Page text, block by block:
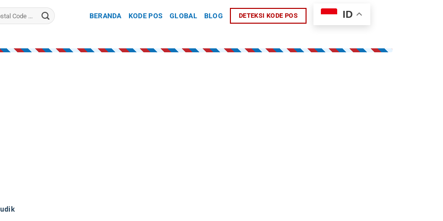
BERANDA KODE POS GLOBAL BLOG DETEKSI KODE POS ID